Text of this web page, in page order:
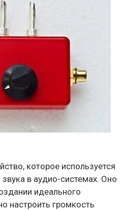
которое используется
в аудио-системах. Оно
идеального
настроить громкость